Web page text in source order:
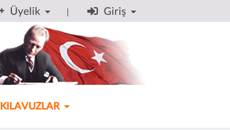
Üyelik Giriş
KILAVUZLAR